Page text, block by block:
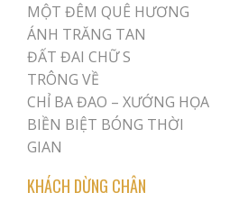
MỘT ĐÊM QUÊ HƯƠNG
ÁNH TRĂNG TAN
ĐẤT ĐAI CHỮ S
TRÔNG VỀ
CHỈ BA ĐAO – XƯỚNG HỌA
BIỀN BIỆT BÓNG THỜI
GIAN
KHÁCH DỪNG CHÂN